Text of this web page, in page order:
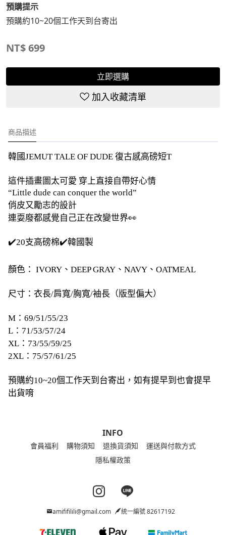
預購提示
預購約10~20個工作天到台寄出
NT$699
立即選購
加入收藏清單
商品描述
韓國JEMUT TALE OF DUDE 復古感高磅短T
這件插畫圖太可愛 穿上直接自帶好心情
“Little dude can conquer the world”
俏皮又勵志的設計
連耍廢都感覺自己正在改變世界👀
✔️20支高磅棉✔️韓國製
顏色： IVORY、DEEP GRAY、NAVY、OATMEAL
尺寸：衣長/肩寬/胸寬/袖長（版型偏大）
M：69/51/55/23
L：71/53/57/24
XL：73/55/59/25
2XL：75/57/61/25
預購約10~20個工作天到台寄出，如有提早到也會提早
出貨唷
INFO
會員福利 購物須知 退換貨須知
運送與付款方式
隱私權政策
Instagram page
Line page
amififilili@gmail.com 統一編號 82617192